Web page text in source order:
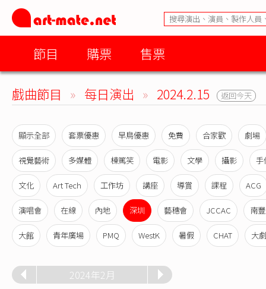
節目 購票 售票
戲曲節目 » 每日演出 » 2024.2.15 返回今天
顯示全部 套票優惠 早鳥優惠 免費 合家歡 劇場
視覺藝術 多媒體 棟篤笑 電影 文學 攝影 手
文化 Art Tech 工作坊 講座 導賞 課程 ACG
演唱會 在線 內地 深圳 藝穗會 JCCAC 南
大館 青年廣場 PMQ WestK 暑假 CHAT 大
2024年2月